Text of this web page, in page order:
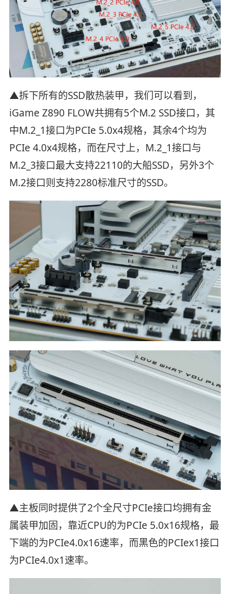
▲拆下所有的SSD散热装甲，我们可以看到，
iGame Z890 FLOW共拥有5个M.2 SSD接口，其
中M.2_1接口为PCIe 5.0x4规格，其余4个均为
PCIe 4.0x4规格，而在尺寸上，M.2_1接口与
M.2_3接口最大支持22110的大船SSD，另外3个
M.2接口则支持2280标准尺寸的SSD。
▲主板同时提供了2个全尺寸PCIe接口均拥有金
属装甲加固，靠近CPU的为PCIe 5.0x16规格，最
下端的为PCIe4.0x16速率，而黑色的PCIex1接口
为PCIe4.0x1速率。